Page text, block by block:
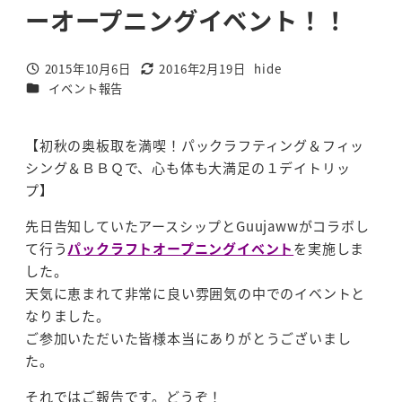
ーオープニングイベント！！
投稿日2015年10月6日 更新日2016年2月19日
著
hide
カテゴリー
イベント報告
【初秋の奥板取を満喫！パックラフティング＆フィッ
シング＆ＢＢＱで、心も体も大満足の１デイトリッ
プ】
先日告知していたアースシップとGuujawwがコラボし
て行うパックラフトオープニングイベントを実施しま
した。
天気に恵まれて非常に良い雰囲気の中でのイベントと
なりました。
ご参加いただいた皆様本当にありがとうございまし
た。
それではご報告です。どうぞ！